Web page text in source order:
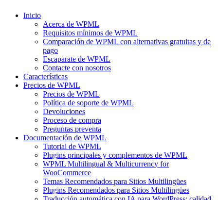
Inicio
Acerca de WPML
Requisitos mínimos de WPML
Comparación de WPML con alternativas gratuitas y de
pago
Escaparate de WPML
Contacte con nosotros
Características
Precios de WPML
Precios de WPML
Política de soporte de WPML
Devoluciones
Proceso de compra
Preguntas preventa
Documentación de WPML
Tutorial de WPML
Plugins principales y complementos de WPML
WPML Multilingual & Multicurrency for
WooCommerce
Temas Recomendados para Sitios Multilingües
Plugins Recomendados para Sitios Multilingües